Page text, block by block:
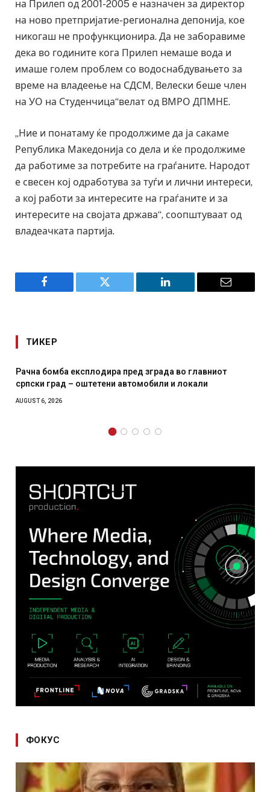
на Прилеп од 2001-2005 е назначен за директор
на ново претпријатие-регионална депонија, кое
никогаш не профункционира. Да не заборавиме
дека во годините кога Прилеп немаше вода и
имаше голем проблем со водоснабдувањето за
време на владеење на СДСМ, Велески беше член
на УО на Студенчица“велат од ВМРО ДПМНЕ.
„Ние и понатаму ќе продолжиме да ја сакаме
Република Македонија со дела и ќе продолжиме
да работиме за потребите на граѓаните. Народот
е свесен кој одработува за туѓи и лични интереси,
а кој работи за интересите на граѓаните и за
интересите на својата држава“, соопштуваат од
владеачката партија.
Facebook Twitter LinkedIn Email
ТИКЕР
И Данска се милитарилизира – воведува
месечна воена
ФОКУС